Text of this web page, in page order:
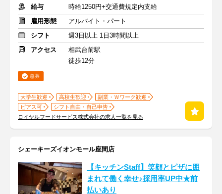
給与
時給1250円+交通費規定内支給
雇用形態
アルバイト・パート
シフト
週3日以上 1日3時間以上
アクセス
相武台前駅
徒歩12分
急募
大学生歓迎 高校生歓迎
副業・Ｗワーク歓迎
ピアス可
シフト自由・自己申告
ロイヤルフードサービス株式会社の求人一覧を見る
シェーキーズイオンモール座間店
【キッチンStaff】笑顔とピザに囲
まれて働く幸せ♪採用率UP中★前
払いあり